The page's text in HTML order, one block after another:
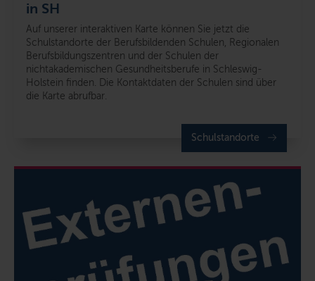
in SH
Auf unserer interaktiven Karte können Sie jetzt die
Schulstandorte der Berufsbildenden Schulen, Regionalen
Berufsbildungszentren und der Schulen der
nichtakademischen Gesundheitsberufe in Schleswig-
Holstein finden. Die Kontaktdaten der Schulen sind über
die Karte abrufbar.
Schulstandorte